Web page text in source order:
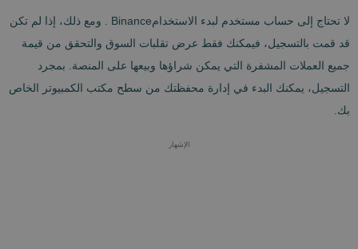
لا تحتاج إلى حساب مستخدم لبدء الاستخدامBinance . ومع ذلك، إذا لم تكن
قد قمت بالتسجيل، فيمكنك فقط عرض تقلبات السوق والتحقق من قيمة
جميع العملات المشفرة التي يمكن شراؤها وبيعها على المنصة. بمجرد
التسجيل، يمكنك البدء في إدارة محفظتك من سطح مكتب الكمبيوتر الخاص
بك.
الإشهار